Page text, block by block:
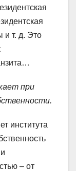
и т. д. Это
при
института
– от